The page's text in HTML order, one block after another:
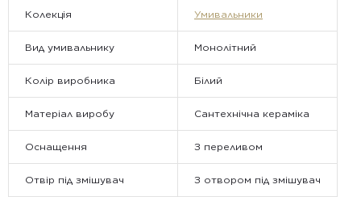
Колекція Умивальники
Вид умивальнику Монолітний
Колір виробника Білий
Матеріал виробу Сантехнічна кераміка
Оснащення З переливом
Отвір під змішувач З отвором під змішувач